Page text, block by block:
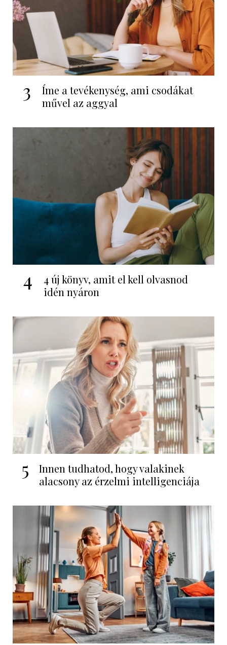
3
Íme a tevékenység, ami csodákat
művel az aggyal
4
4 új könyv, amit el kell olvasnod
idén nyáron
5
Innen tudhatod, hogy valakinek
alacsony az érzelmi intelligenciája